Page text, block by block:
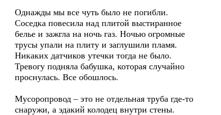
Однажды мы все чуть было не погибли.
Соседка повесила над плитой выстиранное
белье и зажгла на ночь газ. Ночью огромные
трусы упали на плиту и заглушили пламя.
Никаких датчиков утечки тогда не было.
Тревогу подняла бабушка, которая случайно
проснулась. Все обошлось.
Мусоропровод – это не отдельная труба где-то
снаружи, а эдакий колодец внутри стены.